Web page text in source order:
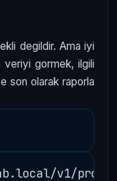
degildir. Ama iyi
gormek, ilgili
son olarak raporla